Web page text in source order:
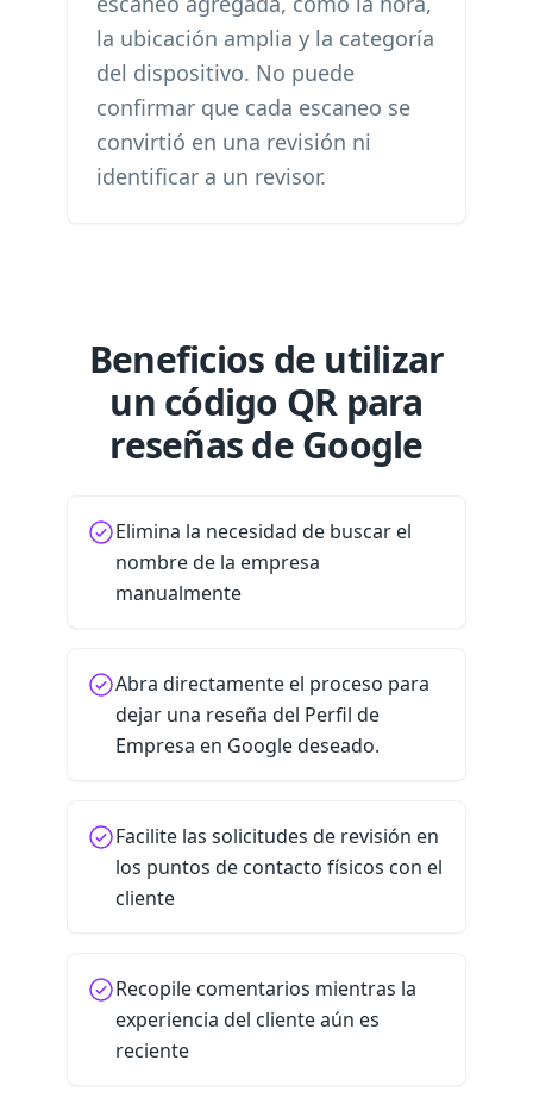
la ubicación amplia y la categoría
del dispositivo. No puede
confirmar que cada escaneo se
convirtió en una revisión ni
identificar a un revisor.
Beneficios de utilizar
un código QR para
reseñas de Google
Elimina la necesidad de buscar el
nombre de la empresa
manualmente
Abra directamente el proceso para
dejar una reseña del Perfil de
Empresa en Google deseado.
Facilite las solicitudes de revisión en
los puntos de contacto físicos con el
cliente
Recopile comentarios mientras la
experiencia del cliente aún es
reciente